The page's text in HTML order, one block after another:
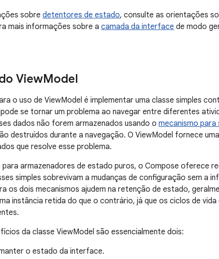
sobre detentores de estado, consulte as orientações
mais informações sobre a camada da interface de modo
ViewModel
o uso de ViewModel é implementar uma classe simples
se tornar um problema ao navegar entre diferentes
dados não forem armazenados usando o mecanismo
destruídos durante a navegação. O ViewModel fornece
que resolve esse problema.
armazenadores de estado puros, o Compose oferece
simples sobrevivam a mudanças de configuração sem a
os dois mecanismos ajudem na retenção de estado,
instância retida do que o contrário, já que os ciclos de
da classe ViewModel são essencialmente dois:
o estado da interface.